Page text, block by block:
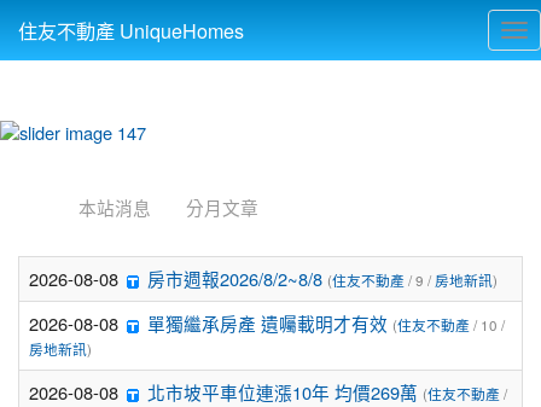
住友不動產 UniqueHomes
本站消息 分月文章
2026-08-08 房市週報2026/8/2~8/8 (住友不動產 / 9 / 房地新訊)
2026-08-08 單獨繼承房產 遺囑載明才有效 (住友不動產 / 10 /
房地新訊)
2026-08-08 北市坡平車位連漲10年 均價269萬 (住友不動產 /